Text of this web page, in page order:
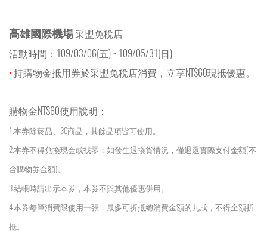
高雄國際機場采盟免稅店
活動時間：109/03/06(五) ~ 109/05/31(日)
•持購物金抵用券於采盟免稅店消費，立享NT$60現抵優惠。
購物金NT$60使用說明：
1.本券除菸品、3C商品，其餘品項皆可使用。
2.本券不得兌換現金或找零；如發生退換貨情況，僅退還實際支付金額(不
含購物券金額)。
3.結帳時請出示本券，本券不與其他優惠併用。
4.本券每筆消費限使用一張，最多可折抵總消費金額的九成，不得全額折
抵。